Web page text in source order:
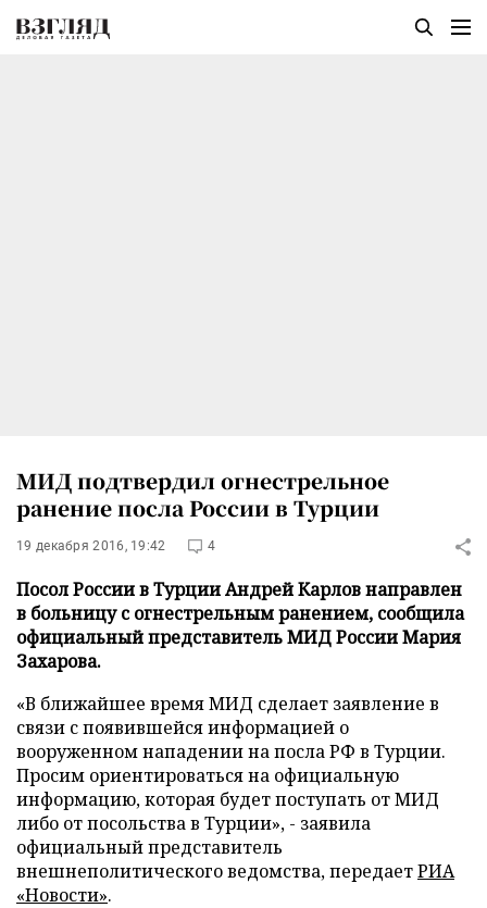
МИД подтвердил огнестрельное
ранение посла России в Турции
19 декабря 2016, 19:42 4
Посол России в Турции Андрей Карлов направлен
в больницу с огнестрельным ранением, сообщила
официальный представитель МИД России Мария
Захарова.
«В ближайшее время МИД сделает заявление в
связи с появившейся информацией о
вооруженном нападении на посла РФ в Турции.
Просим ориентироваться на официальную
информацию, которая будет поступать от МИД
либо от посольства в Турции», - заявила
официальный представитель
внешнеполитического ведомства, передаетРИА
«Новости».